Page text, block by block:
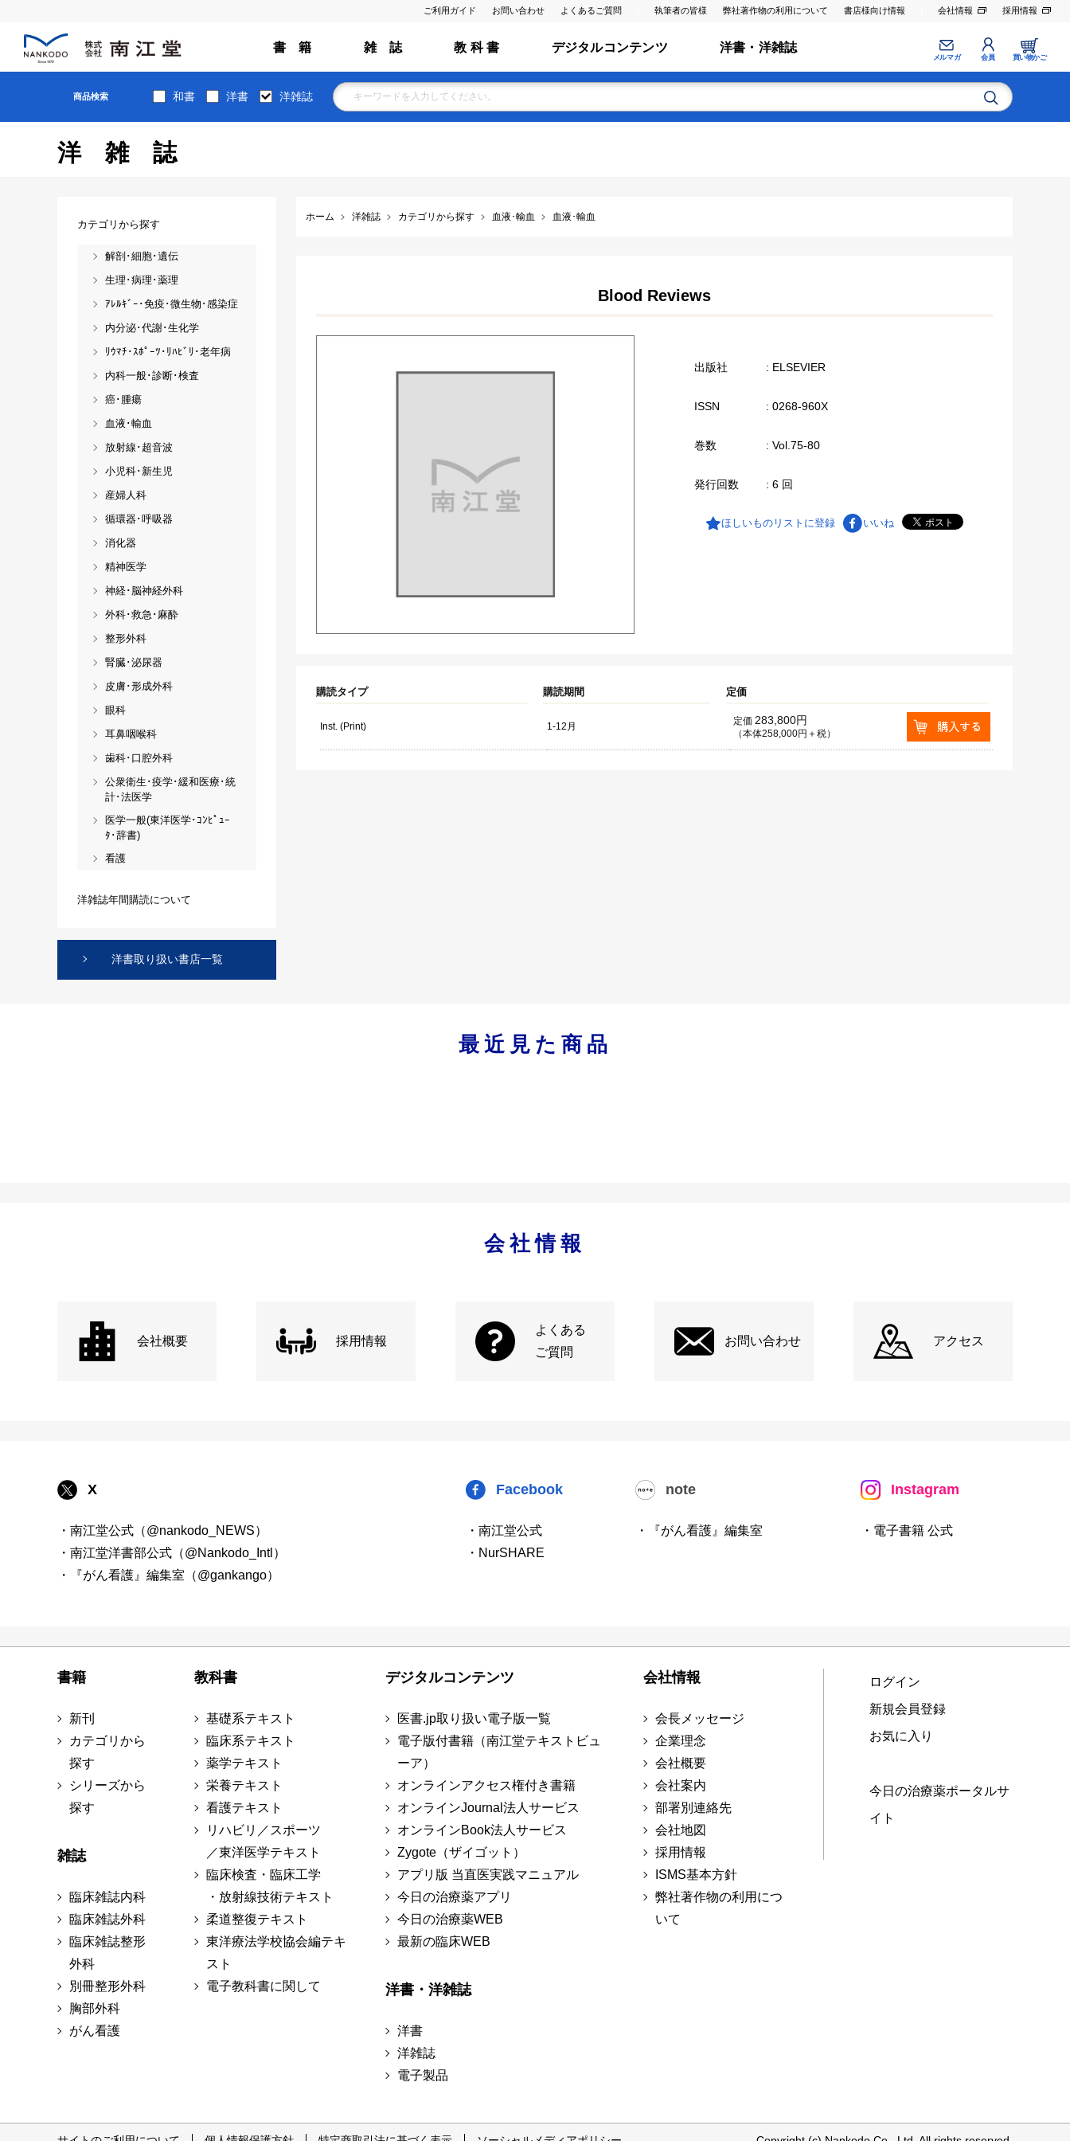
ご利用ガイド お問い合わせ よくあるご質問 執筆者の皆様 弊社著作物の利用について 書店様向け情報 会社情報 採用情報
書 籍 雑 誌 教 科 書 デジタルコンテンツ 洋書・洋雑誌
メルマガ 会員 買い物かご
商品検索 和書 洋書 洋雑誌
洋雑誌
ホーム 洋雑誌 カテゴリから探す 血液･輸血 血液･輸血
Blood Reviews
出版社 : ELSEVIER
ISSN : 0268-960X
巻数 : Vol.75-80
発行回数 : 6 回
ほしいものリストに登録 いいね
購読タイプ 購読期間 定価
Inst. (Print) 1-12月 定価 283,800円
（本体258,000円＋税）
カテゴリから探す
解剖･細胞･遺伝
生理･病理･薬理
ｱﾚﾙｷﾞｰ･免疫･微生物･感染症
内分泌･代謝･生化学
ﾘｳﾏﾁ･ｽﾎﾟｰﾂ･ﾘﾊﾋﾞﾘ･老年病
内科一般･診断･検査
癌･腫瘍
血液･輸血
放射線･超音波
小児科･新生児
産婦人科
循環器･呼吸器
消化器
精神医学
神経･脳神経外科
外科･救急･麻酔
整形外科
腎臓･泌尿器
皮膚･形成外科
眼科
耳鼻咽喉科
歯科･口腔外科
公衆衛生･疫学･緩和医療･統
計･法医学
医学一般(東洋医学･ｺﾝﾋﾟｭｰ
ﾀ･辞書)
看護
洋雑誌年間購読について
洋書取り扱い書店一覧
最近見た商品
会社情報
会社概要 採用情報
よくある
ご質問
お問い合わせ アクセス
X
・南江堂公式（@nankodo_NEWS）
・南江堂洋書部公式（@Nankodo_Intl）
・『がん看護』編集室（@gankango）
Facebook
・南江堂公式
・NurSHARE
note
・『がん看護』編集室
Instagram
・電子書籍 公式
書籍
新刊
カテゴリから
探す
シリーズから
探す
雑誌
臨床雑誌内科
臨床雑誌外科
臨床雑誌整形
外科
別冊整形外科
胸部外科
がん看護
教科書
基礎系テキスト
臨床系テキスト
薬学テキスト
栄養テキスト
看護テキスト
リハビリ／スポーツ
／東洋医学テキスト
臨床検査・臨床工学
・放射線技術テキスト
柔道整復テキスト
東洋療法学校協会編テキ
スト
電子教科書に関して
デジタルコンテンツ
医書.jp取り扱い電子版一覧
電子版付書籍（南江堂テキストビュ
ーア）
オンラインアクセス権付き書籍
オンラインJournal法人サービス
オンラインBook法人サービス
Zygote（ザイゴット）
アプリ版 当直医実践マニュアル
今日の治療薬アプリ
今日の治療薬WEB
最新の臨床WEB
洋書・洋雑誌
洋書
洋雑誌
電子製品
会社情報
会長メッセージ
企業理念
会社概要
会社案内
部署別連絡先
会社地図
採用情報
ISMS基本方針
弊社著作物の利用につ
いて
ログイン
新規会員登録
お気に入り
今日の治療薬ポータルサ
イト